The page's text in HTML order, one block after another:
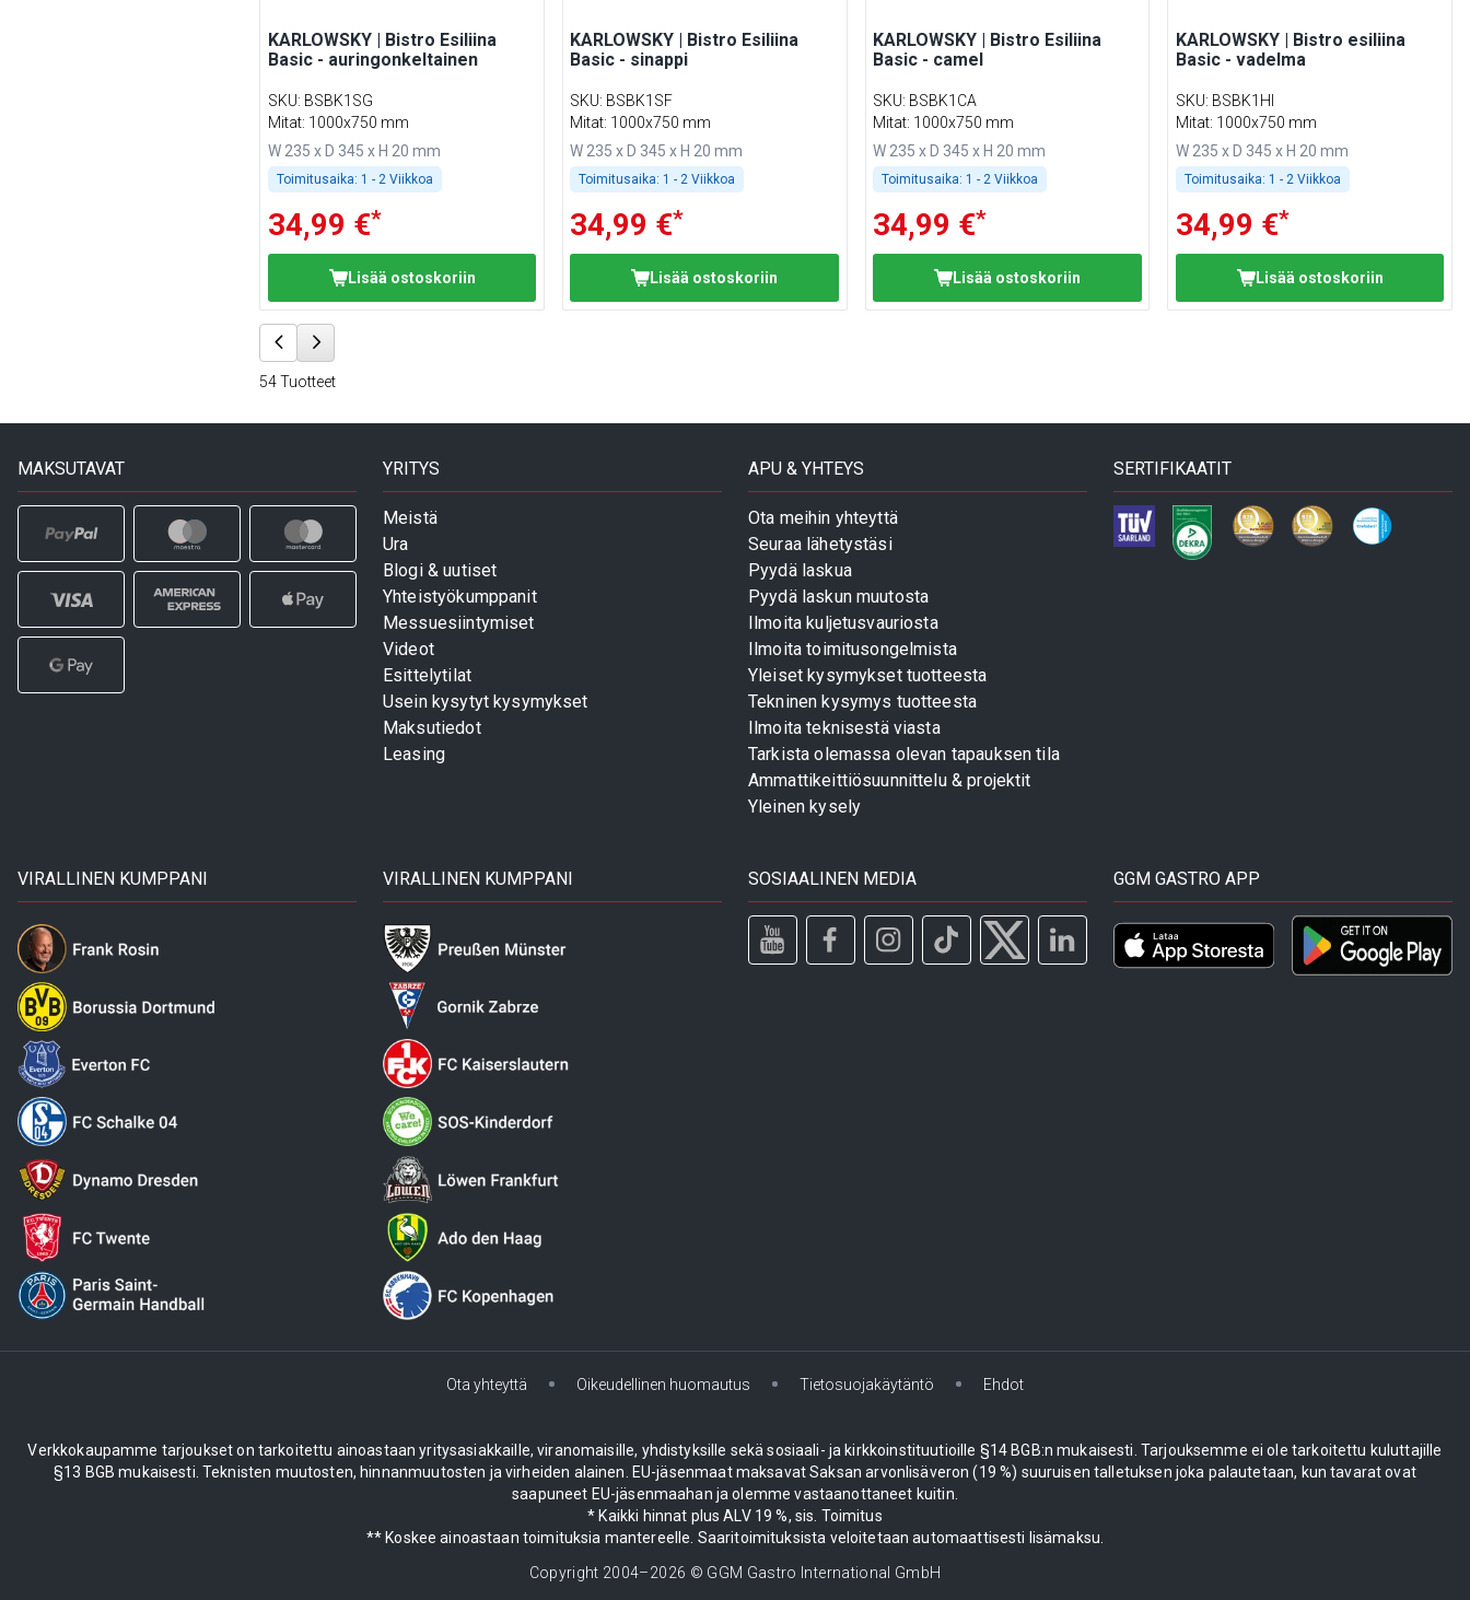
KARLOWSKY | Bistro Esiliina
Basic - auringonkeltainen
SKU: BSBK1SG
Mitat: 1000x750 mm
W 235 x D 345 x H 20 mm
Toimitusaika: 1 - 2 Viikkoa
34,99 €*
Lisää ostoskoriin
KARLOWSKY | Bistro Esiliina
Basic - sinappi
SKU: BSBK1SF
Mitat: 1000x750 mm
W 235 x D 345 x H 20 mm
Toimitusaika: 1 - 2 Viikkoa
34,99 €*
Lisää ostoskoriin
KARLOWSKY | Bistro Esiliina
Basic - camel
SKU: BSBK1CA
Mitat: 1000x750 mm
W 235 x D 345 x H 20 mm
Toimitusaika: 1 - 2 Viikkoa
34,99 €*
Lisää ostoskoriin
KARLOWSKY | Bistro esiliina
Basic - vadelma
SKU: BSBK1HI
Mitat: 1000x750 mm
W 235 x D 345 x H 20 mm
Toimitusaika: 1 - 2 Viikkoa
34,99 €*
Lisää ostoskoriin
54 Tuotteet
MAKSUTAVAT YRITYS
Meistä
Ura
Blogi & uutiset
Yhteistyökumppanit
Messuesiintymiset
Videot
Esittelytilat
Usein kysytyt kysymykset
Maksutiedot
Leasing
APU & YHTEYS
Ota meihin yhteyttä
Seuraa lähetystäsi
Pyydä laskua
Pyydä laskun muutosta
Ilmoita kuljetusvauriosta
Ilmoita toimitusongelmista
Yleiset kysymykset tuotteesta
Tekninen kysymys tuotteesta
Ilmoita teknisestä viasta
Tarkista olemassa olevan tapauksen tila
Ammattikeittiösuunnittelu & projektit
Yleinen kysely
SERTIFIKAATIT
VIRALLINEN KUMPPANI VIRALLINEN KUMPPANI SOSIAALINEN MEDIA GGM GASTRO APP
Ota yhteyttä Oikeudellinen huomautus Tietosuojakäytäntö Ehdot
Verkkokaupamme tarjoukset on tarkoitettu ainoastaan yritysasiakkaille, viranomaisille, yhdistyksille sekä sosiaali- ja kirkkoinstituutioille §14 BGB:n mukaisesti. Tarjouksemme ei ole tarkoitettu kuluttajille
§13 BGB mukaisesti. Teknisten muutosten, hinnanmuutosten ja virheiden alainen. EU-jäsenmaat maksavat Saksan arvonlisäveron (19 %) suuruisen talletuksen joka palautetaan, kun tavarat ovat
saapuneet EU-jäsenmaahan ja olemme vastaanottaneet kuitin.
* Kaikki hinnat plus ALV 19 %, sis. Toimitus
** Koskee ainoastaan toimituksia mantereelle. Saaritoimituksista veloitetaan automaattisesti lisämaksu.
Copyright 2004–2026 © GGM Gastro International GmbH